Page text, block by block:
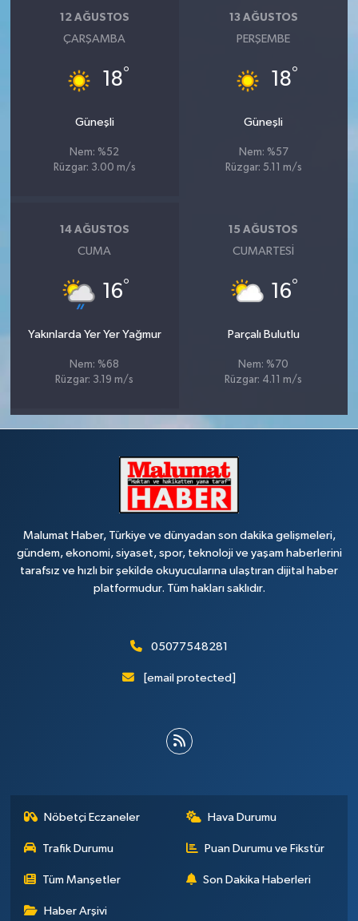
12 AĞUSTOS
ÇARŞAMBA
18°
Güneşli
Nem: %52
Rüzgar: 3.00 m/s
13 AĞUSTOS
PERŞEMBE
18°
Güneşli
Nem: %57
Rüzgar: 5.11 m/s
14 AĞUSTOS
CUMA
16°
Yakınlarda Yer Yer Yağmur
Nem: %68
Rüzgar: 3.19 m/s
15 AĞUSTOS
CUMARTESI
16°
Parçalı Bulutlu
Nem: %70
Rüzgar: 4.11 m/s
Malumat Haber, Türkiye ve dünyadan son dakika gelişmeleri,
gündem, ekonomi, siyaset, spor, teknoloji ve yaşam haberlerini
tarafsız ve hızlı bir şekilde okuyucularına ulaştıran dijital haber
platformudur. Tüm hakları saklıdır.
05077548281
[email protected]
Nöbetçi Eczaneler Hava Durumu
Trafik Durumu Puan Durumu ve Fikstür
Tüm Manşetler Son Dakika Haberleri
Haber Arşivi